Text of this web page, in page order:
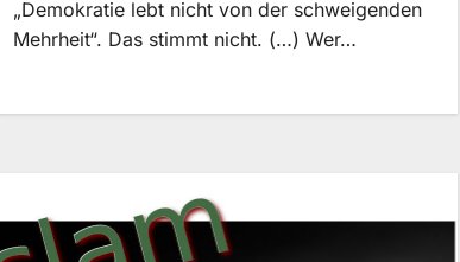
„Demokratie lebt nicht von der schweigenden
Mehrheit“. Das stimmt nicht. (…) Wer…